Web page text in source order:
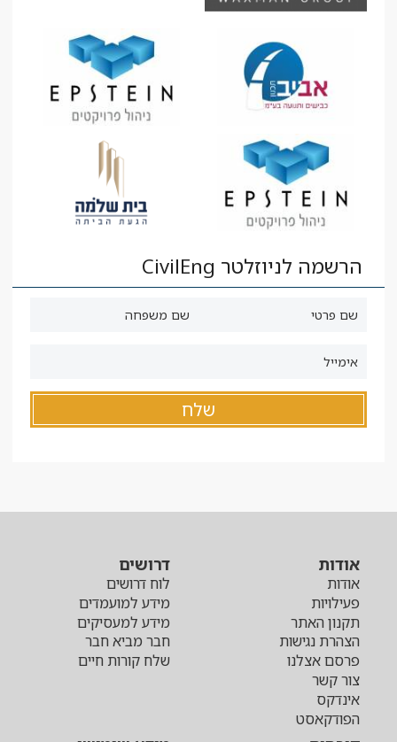
הרשמה לניוזלטר CivilEng
אודות
אודות
פעילויות
תקנון האתר
הצהרת נגישות
פרסם אצלנו
צור קשר
אינדקס
הפודקאסט
דרושים
לוח דרושים
מידע למועמדים
מידע למעסיקים
חבר מביא חבר
שלח קורות חיים